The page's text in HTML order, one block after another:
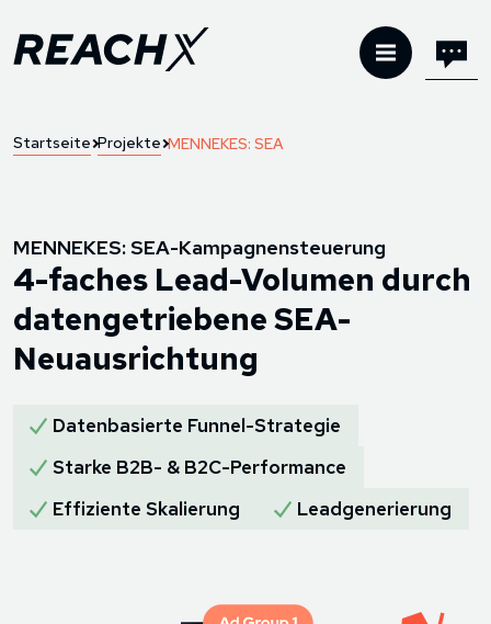
Startseite Projekte MENNEKES: SEA
MENNEKES: SEA-Kampagnensteuerung
4-faches Lead-Volumen durch
datengetriebene SEA-
Neuausrichtung
Datenbasierte Funnel-Strategie
Starke B2B- & B2C-Performance
Effiziente Skalierung
Leadgenerierung